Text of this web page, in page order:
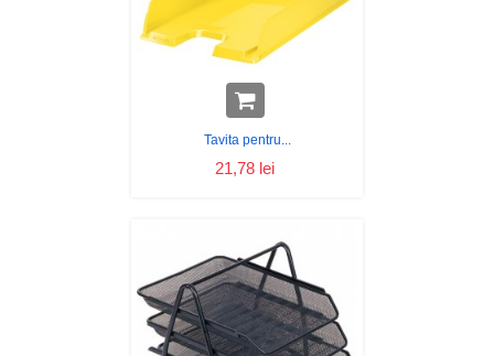
Tavita pentru...
21,78 lei